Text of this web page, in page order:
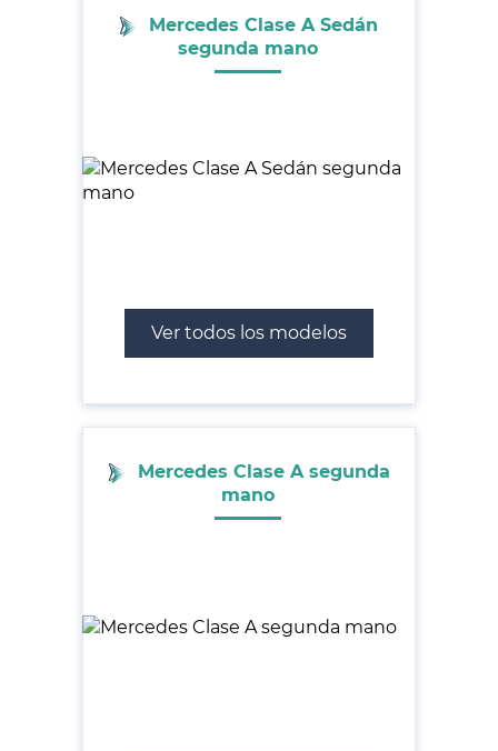
Mercedes Clase A Sedán
segunda mano
Ver todos los modelos
Mercedes Clase A segunda
mano